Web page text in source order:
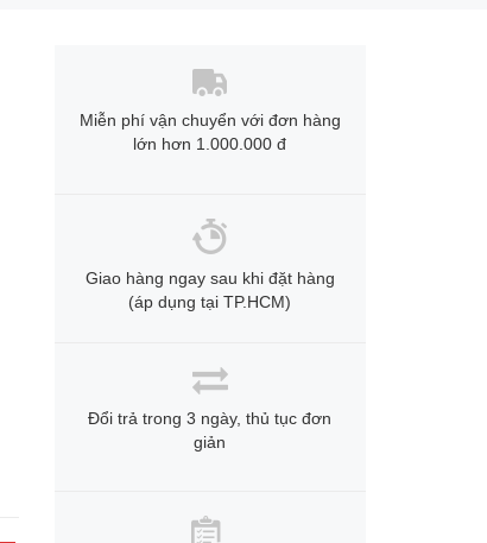
Miễn phí vận chuyển với đơn hàng
lớn hơn 1.000.000 đ
Giao hàng ngay sau khi đặt hàng
(áp dụng tại TP.HCM)
Đổi trả trong 3 ngày, thủ tục đơn
giản